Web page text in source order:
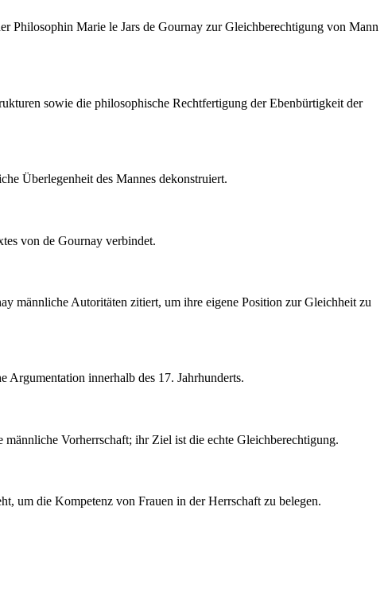
Philosophin Marie le Jars de Gournay zur Gleichberechtigung von Mann
sowie die philosophische Rechtfertigung der Ebenbürtigkeit der
Überlegenheit des Mannes dekonstruiert.
von de Gournay verbindet.
männliche Autoritäten zitiert, um ihre eigene Position zur Gleichheit zu
Argumentation innerhalb des 17. Jahrhunderts.
männliche Vorherrschaft; ihr Ziel ist die echte Gleichberechtigung.
um die Kompetenz von Frauen in der Herrschaft zu belegen.